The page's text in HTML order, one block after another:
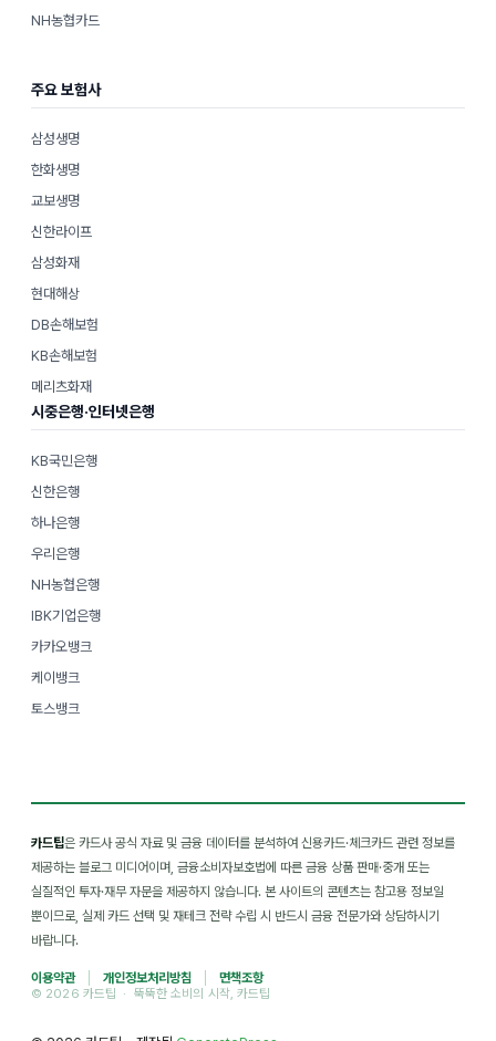
NH농협카드
주요 보험사
삼성생명
한화생명
교보생명
신한라이프
삼성화재
현대해상
DB손해보험
KB손해보험
메리츠화재
시중은행·인터넷은행
KB국민은행
신한은행
하나은행
우리은행
NH농협은행
IBK기업은행
카카오뱅크
케이뱅크
토스뱅크
카드팁은 카드사 공식 자료 및 금융 데이터를 분석하여 신용카드·체크카드 관련 정보를
제공하는 블로그 미디어이며, 금융소비자보호법에 따른 금융 상품 판매·중개 또는
실질적인 투자·재무 자문을 제공하지 않습니다. 본 사이트의 콘텐츠는 참고용 정보일
뿐이므로, 실제 카드 선택 및 재테크 전략 수립 시 반드시 금융 전문가와 상담하시기
바랍니다.
이용약관 개인정보처리방침
면책조항
© 2026 카드팁 · 뚝뚝한 소비의 시작, 카드팁